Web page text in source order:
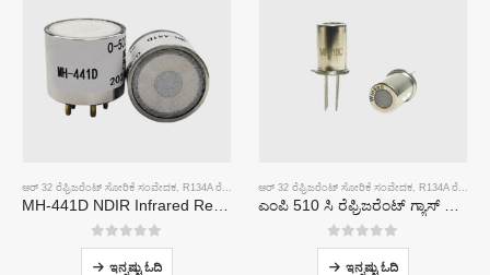
ಆರ್ 32 ರೆಫ್ರಿಜರೆಂಟ್ ಸೋರಿಕೆ ಸಂವೇದಕ R134A ರೆಫ್ರಿಜರೆಂಟ್ ಸೋರಿಕೆ ಸಂವೇದಕ ,R410A ರೆಫ್ರಿಜರೆಂಟ್ ಸೋರಿಕೆ
05 ರಲ್ಲಿ
ಇನ್ನಷ್ಟು ಓದಿ
ಆರ್ 32 ರೆಫ್ರಿಜರೆಂಟ್ ಸೋರಿಕೆ ಸಂವೇದಕ R134A ರೆಫ್ರಿಜರೆಂಟ್ ಸೋರಿಕೆ ಸಂವೇದಕ
05 ರಲ್ಲಿ
ಇನ್ನಷ್ಟು ಓದಿ